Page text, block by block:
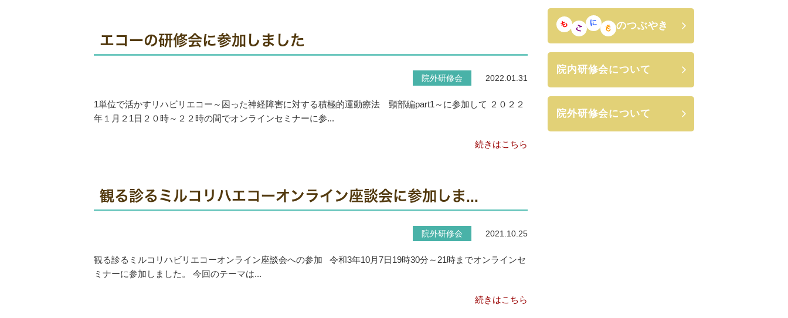
エコーの研修会に参加しました
院外研修会 2022.01.31
1単位で活かすリハビリエコー～困った神経障害に対する積極的運動療法 頸部編part1～に参加して ２０２２
年１月２1日２０時～２２時の間でオンラインセミナーに参...
続きはこちら
観る診るミルコリハエコーオンライン座談会に参加しま...
院外研修会 2021.10.25
観る診るミルコリハビリエコーオンライン座談会への参加 令和3年10月7日19時30分～21時までオンラインセ
ミナーに参加しました。 今回のテーマは...
続きはこちら
のつぶやき
院内研修会について
院外研修会について